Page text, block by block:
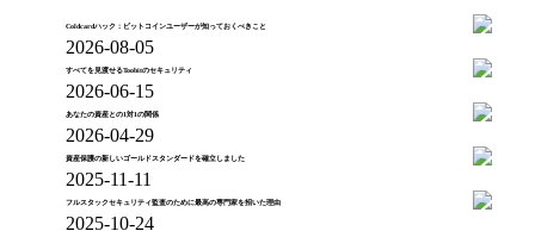
Coldcardハック：ビットコインユーザーが知っておくべきこと
2026-08-05
すべてを見渡せるToobitのセキュリティ
2026-06-15
あなたの資産との1対1の関係
2026-04-29
資産保護の新しいゴールドスタンダードを確立しました
2025-11-11
フルスタックセキュリティ監査のために最高の専門家を招いた理由
2025-10-24